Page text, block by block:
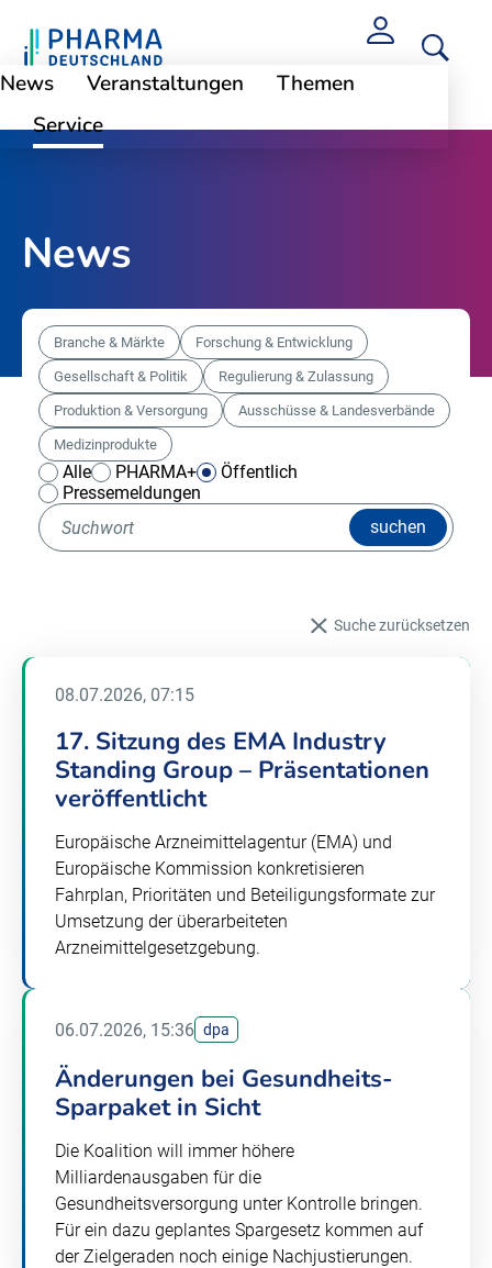
News Veranstaltungen
Themen
Service
News
Branche & Märkte Forschung & Entwicklung
Gesellschaft & Politik Regulierung & Zulassung
Produktion & Versorgung Ausschüsse & Landesverbände
Medizinprodukte
Alle PHARMA+
Öffentlich
Pressemeldungen
suchen
Suche zurücksetzen
08.07.2026, 07:15
17. Sitzung des EMA Industry
Standing Group – Präsentationen
veröffentlicht
Europäische Arzneimittelagentur (EMA) und
Europäische Kommission konkretisieren
Fahrplan, Prioritäten und Beteiligungsformate zur
Umsetzung der überarbeiteten
Arzneimittelgesetzgebung.
06.07.2026, 15:36 dpa
Änderungen bei Gesundheits-
Sparpaket in Sicht
Die Koalition will immer höhere
Milliardenausgaben für die
Gesundheitsversorgung unter Kontrolle bringen.
Für ein dazu geplantes Spargesetz kommen auf
der Zielgeraden noch einige Nachjustierungen.